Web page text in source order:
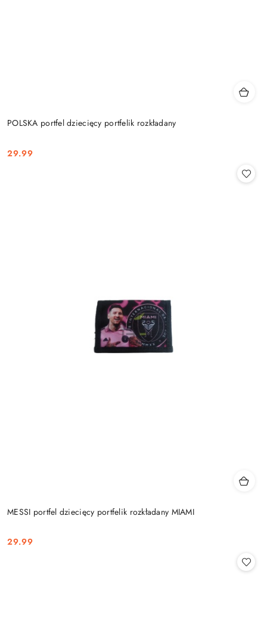
POLSKA portfel dziecięcy portfelik rozkładany
Cena:
29.99
MESSI portfel dziecięcy portfelik rozkładany MIAMI
Cena:
29.99